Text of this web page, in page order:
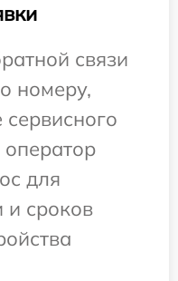
связи
номеру,
для
и сроков